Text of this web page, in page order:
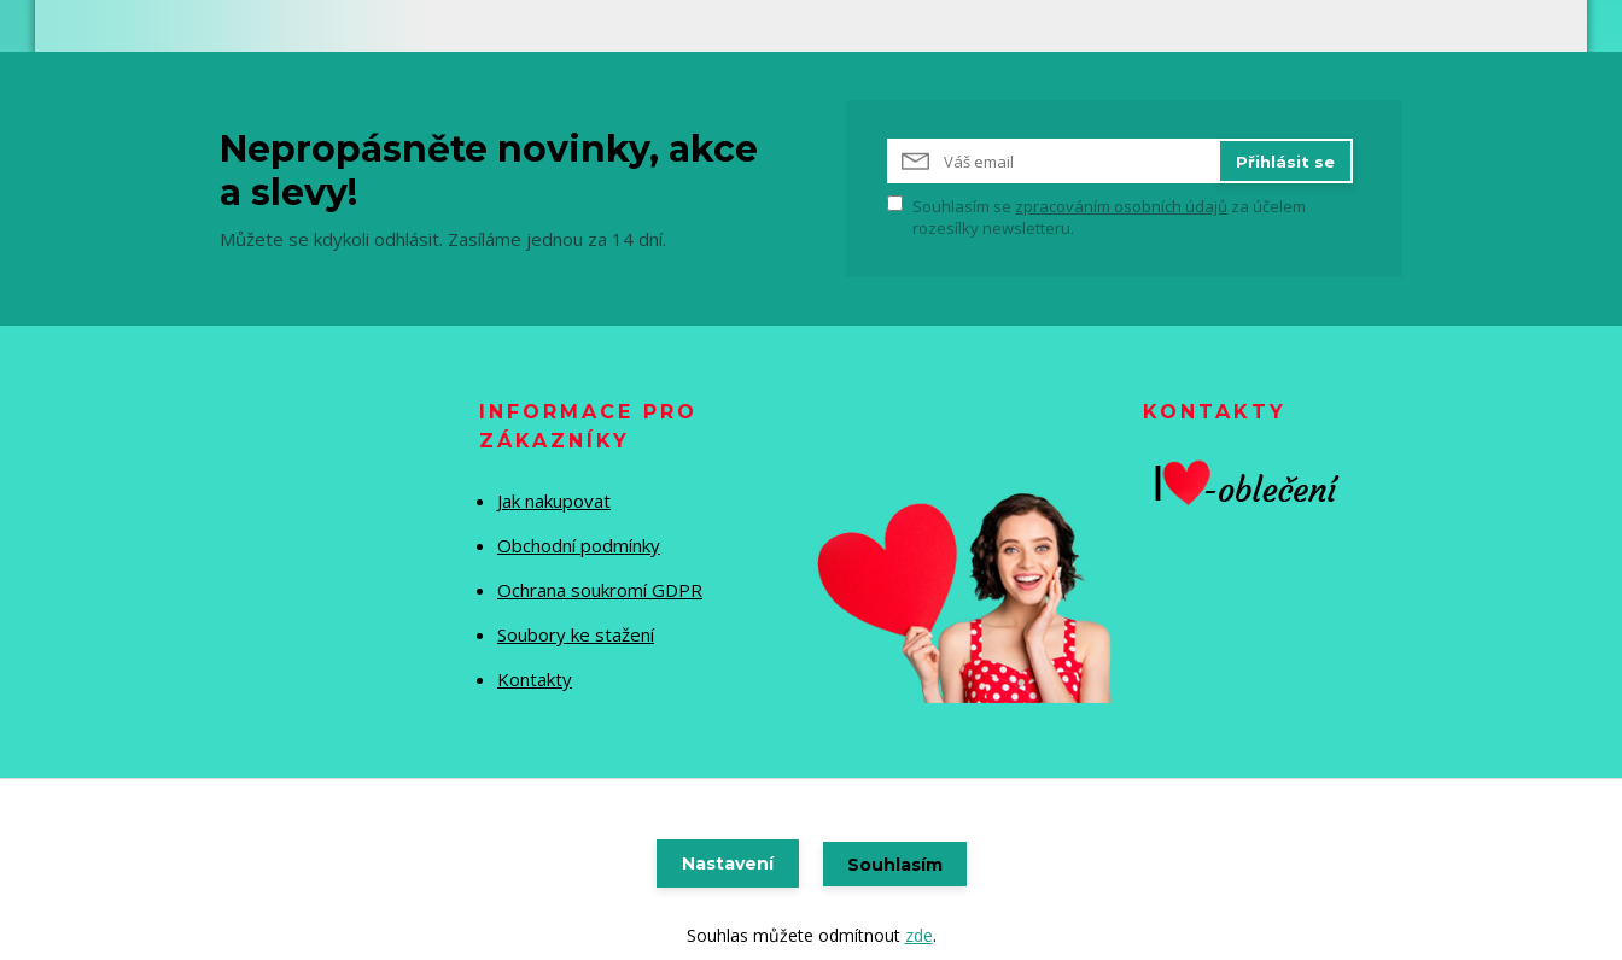
Nepropásněte novinky, akce
a slevy!
Můžete se kdykoli odhlásit. Zasíláme jednou za 14 dní.
Přihlásit se
Souhlasím se zpracováním osobních údajů za účelem
rozesílky newsletteru.
INFORMACE PRO
ZÁKAZNÍKY
Jak nakupovat
Obchodní podmínky
Ochrana soukromí GDPR
Soubory ke stažení
Kontakty
KONTAKTY
Vytvořeno na Eshop-rychle.cz
Nastavení Souhlasím
Souhlas můžete odmítnout zde.